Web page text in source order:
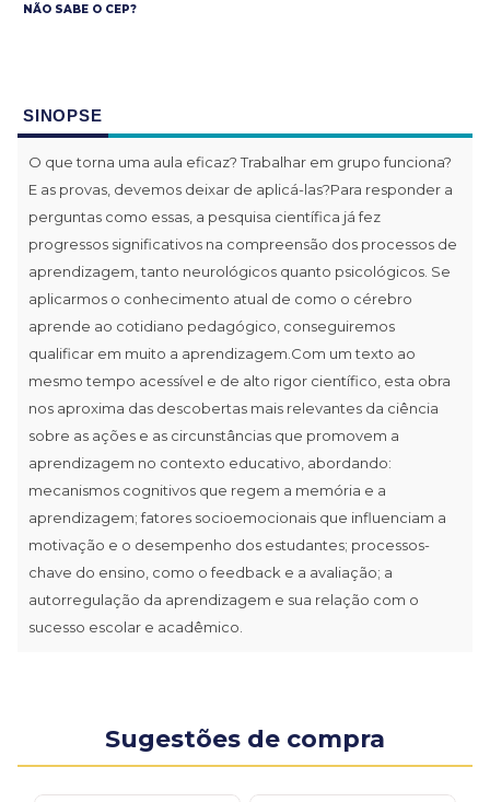
NÃO SABE O CEP?
SINOPSE
O que torna uma aula eficaz? Trabalhar em grupo funciona?
E as provas, devemos deixar de aplicá-las?Para responder a
perguntas como essas, a pesquisa científica já fez
progressos significativos na compreensão dos processos de
aprendizagem, tanto neurológicos quanto psicológicos. Se
aplicarmos o conhecimento atual de como o cérebro
aprende ao cotidiano pedagógico, conseguiremos
qualificar em muito a aprendizagem.Com um texto ao
mesmo tempo acessível e de alto rigor científico, esta obra
nos aproxima das descobertas mais relevantes da ciência
sobre as ações e as circunstâncias que promovem a
aprendizagem no contexto educativo, abordando:
mecanismos cognitivos que regem a memória e a
aprendizagem; fatores socioemocionais que influenciam a
motivação e o desempenho dos estudantes; processos-
chave do ensino, como o feedback e a avaliação; a
autorregulação da aprendizagem e sua relação com o
sucesso escolar e acadêmico.
Sugestões de compra